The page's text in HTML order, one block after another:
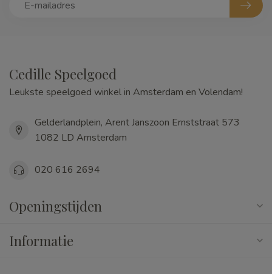
Cedille Speelgoed
Leukste speelgoed winkel in Amsterdam en Volendam!
Gelderlandplein, Arent Janszoon Ernststraat 573
1082 LD Amsterdam
020 616 2694
Openingstijden
Informatie